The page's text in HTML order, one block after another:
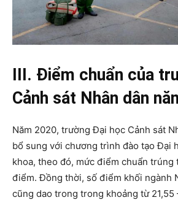
III. Điểm chuẩn của
Cảnh sát Nhân dân
Năm 2020, trường Đại học Cảnh sát
bổ sung với chương trình đào tạo Đại
khoa, theo đó, mức điểm chuẩn trúng
điểm. Đồng thời, số điểm khối ngành
cũng dao trong trong khoảng từ 21,55